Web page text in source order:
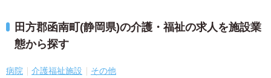
田方郡函南町(静岡県)の介護・福祉の求人を施設業
態から探す
病院 介護福祉施設 その他